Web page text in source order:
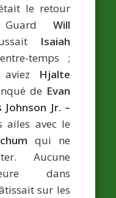
le retour
Will
Isaiah
temps ;
Hjalte
de Evan
Johnson Jr. –
ailes avec le
qui ne
Aucune
dans
sur les